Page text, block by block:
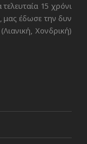
15 χρόνι
μας έδωσε την δυν
Χονδρική)